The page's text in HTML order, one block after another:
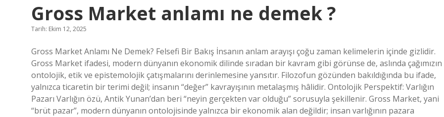
görmediğini
nasıl
Gross Market anlamı ne demek ?
Tarih: Ekim 12, 2025
Gross Market Anlamı Ne Demek? Felsefi Bir Bakış İnsanın anlam arayışı çoğu zaman kelimelerin içinde gizlidir.
Gross Market ifadesi, modern dünyanın ekonomik dilinde sıradan bir kavram gibi görünse de, aslında çağımızın
ontolojik, etik ve epistemolojik çatışmalarını derinlemesine yansıtır. Filozofun gözünden bakıldığında bu ifade,
yalnızca ticaretin bir terimi değil; insanın “değer” kavrayışının metalaşmış hâlidir. Ontolojik Perspektif: Varlığın
Pazarı Varlığın özü, Antik Yunan’dan beri “neyin gerçekten var olduğu” sorusuyla şekillenir. Gross Market, yani
“brüt pazar”, modern dünyanın ontolojisinde yalnızca bir ekonomik alan değildir; insan varlığının pazara